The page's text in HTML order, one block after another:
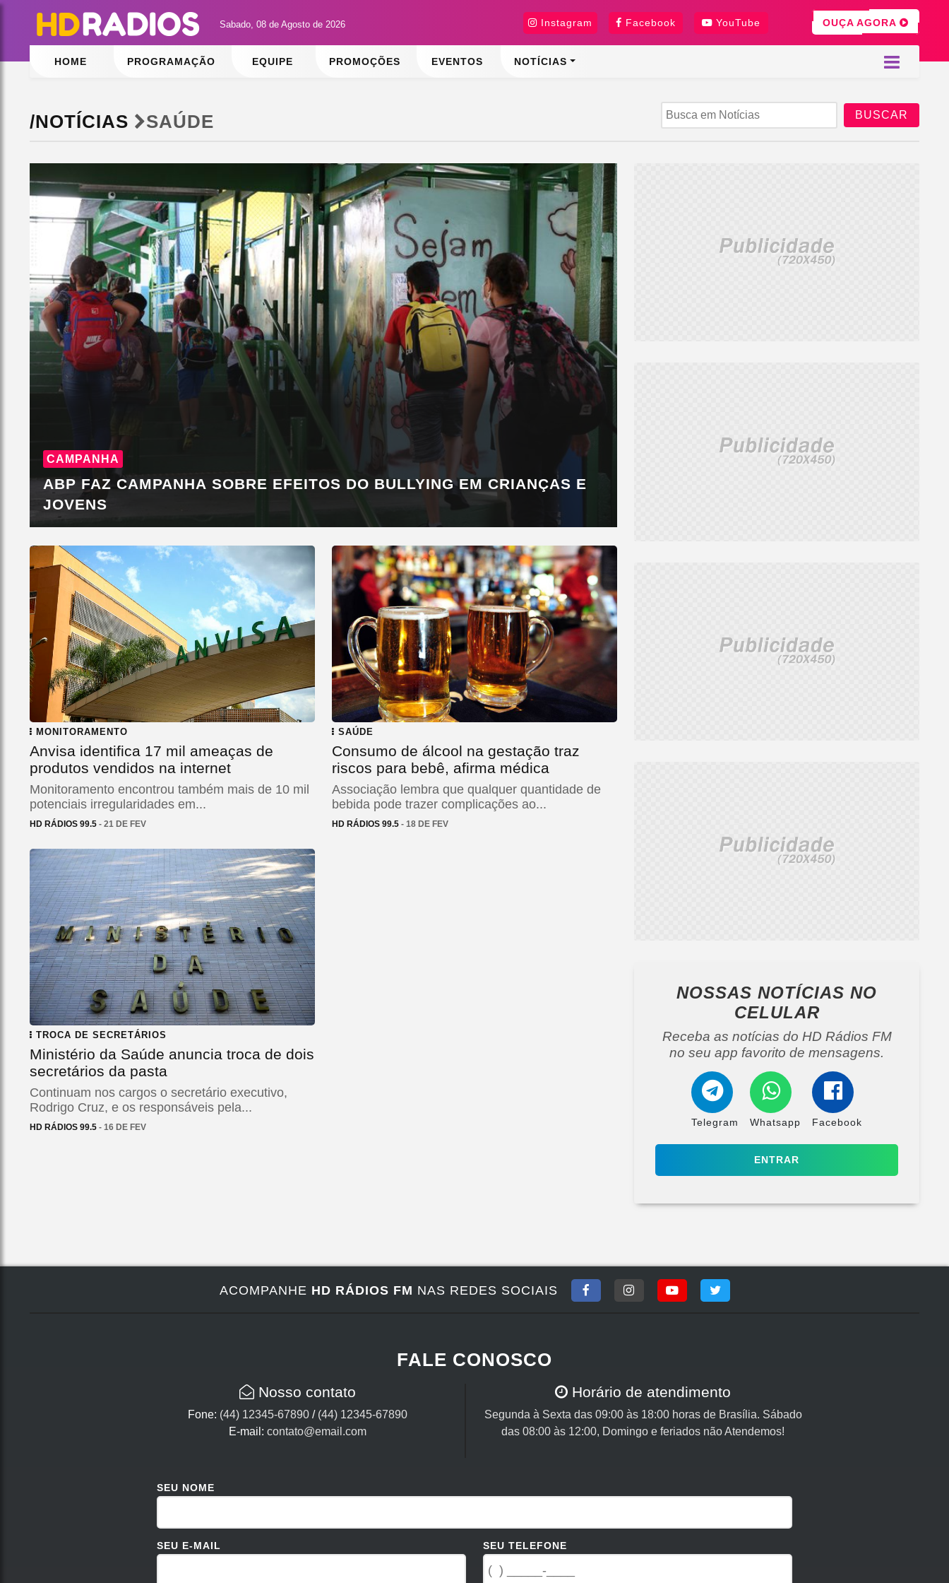
Sabado, 08 de Agosto de 2026 Instagram Facebook YouTube OUÇA AGORA
HOME PROGRAMAÇÃO EQUIPE PROMOÇÕES EVENTOS NOTÍCIAS
/NOTÍCIAS SAÚDE BUSCAR
CAMPANHA
ABP FAZ CAMPANHA SOBRE EFEITOS DO BULLYING EM CRIANÇAS E
JOVENS
MONITORAMENTO
Anvisa identifica 17 mil ameaças de
produtos vendidos na internet
Monitoramento encontrou também mais de 10 mil
potenciais irregularidades em...
HD RÁDIOS 99.5 - 21 DE FEV
SAÚDE
Consumo de álcool na gestação traz
riscos para bebê, afirma médica
Associação lembra que qualquer quantidade de
bebida pode trazer complicações ao...
HD RÁDIOS 99.5 - 18 DE FEV
TROCA DE SECRETÁRIOS
Ministério da Saúde anuncia troca de dois
secretários da pasta
Continuam nos cargos o secretário executivo,
Rodrigo Cruz, e os responsáveis pela...
HD RÁDIOS 99.5 - 16 DE FEV
NOSSAS NOTÍCIAS NO
CELULAR
Receba as notícias do HD Rádios FM
no seu app favorito de mensagens.
Telegram Whatsapp Facebook
ENTRAR
ACOMPANHE HD RÁDIOS FM NAS REDES SOCIAIS
FALE CONOSCO
Nosso contato
Fone: (44) 12345-67890/ (44) 12345-67890
E-mail: contato@email.com
Horário de atendimento
Segunda à Sexta das 09:00 às 18:00 horas de Brasília. Sábado
das 08:00 às 12:00, Domingo e feriados não Atendemos!
SEU NOME
SEU E-MAIL SEU TELEFONE